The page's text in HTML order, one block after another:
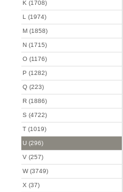
K (1708)
L (1974)
M (1858)
N (1715)
O (1176)
P (1282)
Q (223)
R (1886)
S (4722)
T (1019)
U (296)
V (257)
W (3749)
X (37)